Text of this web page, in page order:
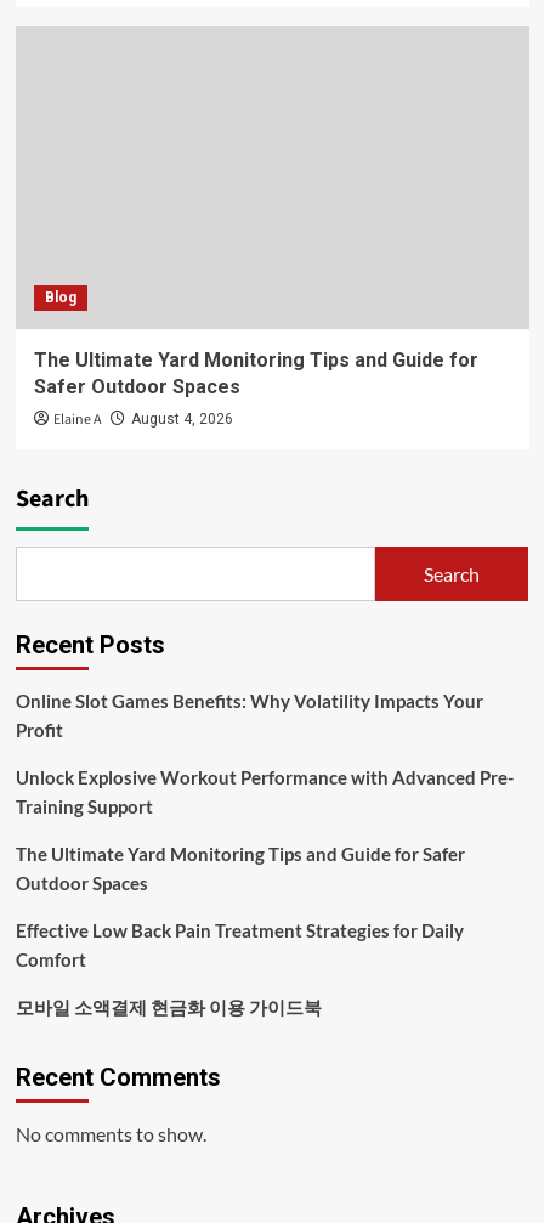
Blog
The Ultimate Yard Monitoring Tips and Guide for
Safer Outdoor Spaces
Elaine A August 4, 2026
Search
Search
Recent Posts
Online Slot Games Benefits: Why Volatility Impacts Your
Profit
Unlock Explosive Workout Performance with Advanced Pre-
Training Support
The Ultimate Yard Monitoring Tips and Guide for Safer
Outdoor Spaces
Effective Low Back Pain Treatment Strategies for Daily
Comfort
모바일 소액결제 현금화 이용 가이드북
Recent Comments
No comments to show.
Archives